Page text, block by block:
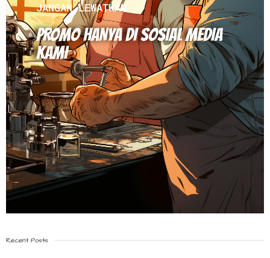
JANGAN LEWATKAN
PROMO HANYA DI SOSIAL MEDIA
KAMI
Recent Posts